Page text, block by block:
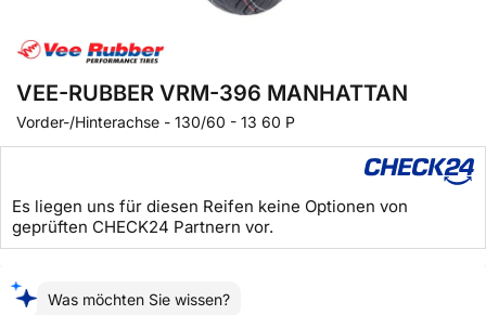
VEE-RUBBER VRM-396 MANHATTAN
Vorder-/Hinterachse - 130/60 - 13 60 P
Es liegen uns für diesen Reifen keine Optionen von
geprüften CHECK24 Partnern vor.
Was möchten Sie wissen?